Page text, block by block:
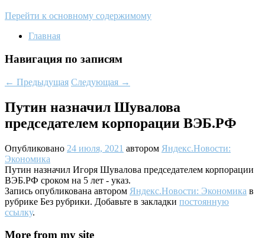
Перейти к основному содержимому
Главная
Навигация по записям
← Предыдущая Следующая →
Путин назначил Шувалова
председателем корпорации ВЭБ.РФ
Опубликовано 24 июля, 2021 автором Яндекс.Новости:
Экономика
Путин назначил Игоря Шувалова председателем корпорации
ВЭБ.РФ сроком на 5 лет - указ.
Запись опубликована автором Яндекс.Новости: Экономика в
рубрике Без рубрики. Добавьте в закладки постоянную
ссылку.
More from my site